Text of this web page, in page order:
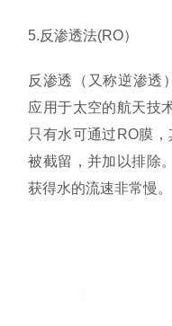
5.反渗透法(RO）
反渗透（又称逆渗透
应用于太空的航天技
只有水可通过RO膜
被截留，并加以排除
获得水的流速非常慢。